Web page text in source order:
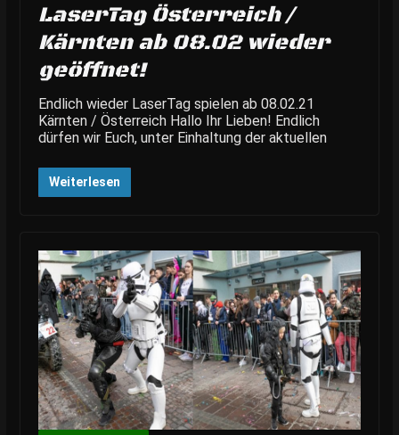
LaserTag Österreich /
Kärnten ab 08.02 wieder
geöffnet!
Endlich wieder LaserTag spielen ab 08.02.21
Kärnten / Österreich Hallo Ihr Lieben! Endlich
dürfen wir Euch, unter Einhaltung der aktuellen
Weiterlesen